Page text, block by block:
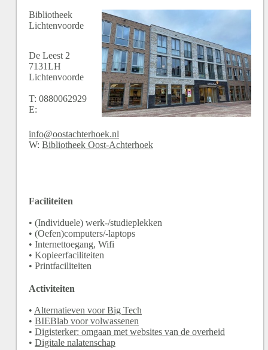
Bibliotheek
Lichtenvoorde
De Leest 2
7131LH
Lichtenvoorde
T: 0880062929
E:
info@oostachterhoek.nl
W: Bibliotheek Oost-Achterhoek
Faciliteiten
• (Individuele) werk-/studieplekken
• (Oefen)computers/-laptops
• Internettoegang, Wifi
• Kopieerfaciliteiten
• Printfaciliteiten
Activiteiten
• Alternatieven voor Big Tech
• BIEBlab voor volwassenen
• Digisterker: omgaan met websites van de overheid
• Digitale nalatenschap